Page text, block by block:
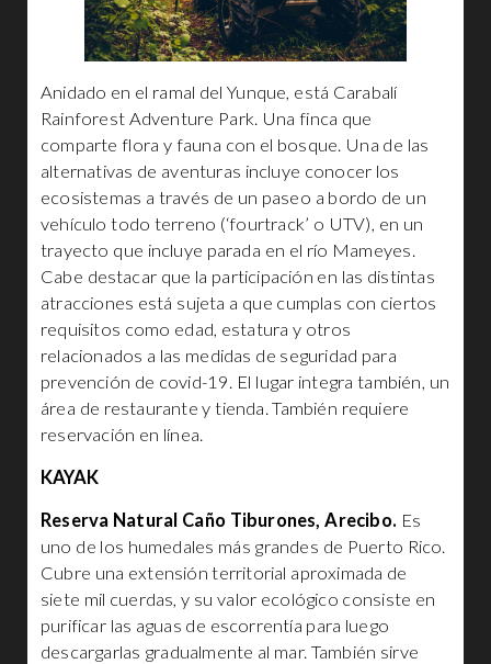
Anidado en el ramal del Yunque, está Carabalí
Rainforest Adventure Park. Una finca que
comparte flora y fauna con el bosque. Una de las
alternativas de aventuras incluye conocer los
ecosistemas a través de un paseo a bordo de un
vehículo todo terreno (‘fourtrack’ o UTV), en un
trayecto que incluye parada en el río Mameyes.
Cabe destacar que la participación en las distintas
atracciones está sujeta a que cumplas con ciertos
requisitos como edad, estatura y otros
relacionados a las medidas de seguridad para
prevención de covid-19. El lugar integra también, un
área de restaurante y tienda. También requiere
reservación en línea.
KAYAK
Reserva Natural Caño Tiburones, Arecibo. Es
uno de los humedales más grandes de Puerto Rico.
Cubre una extensión territorial aproximada de
siete mil cuerdas, y su valor ecológico consiste en
purificar las aguas de escorrentía para luego
descargarlas gradualmente al mar. También sirve